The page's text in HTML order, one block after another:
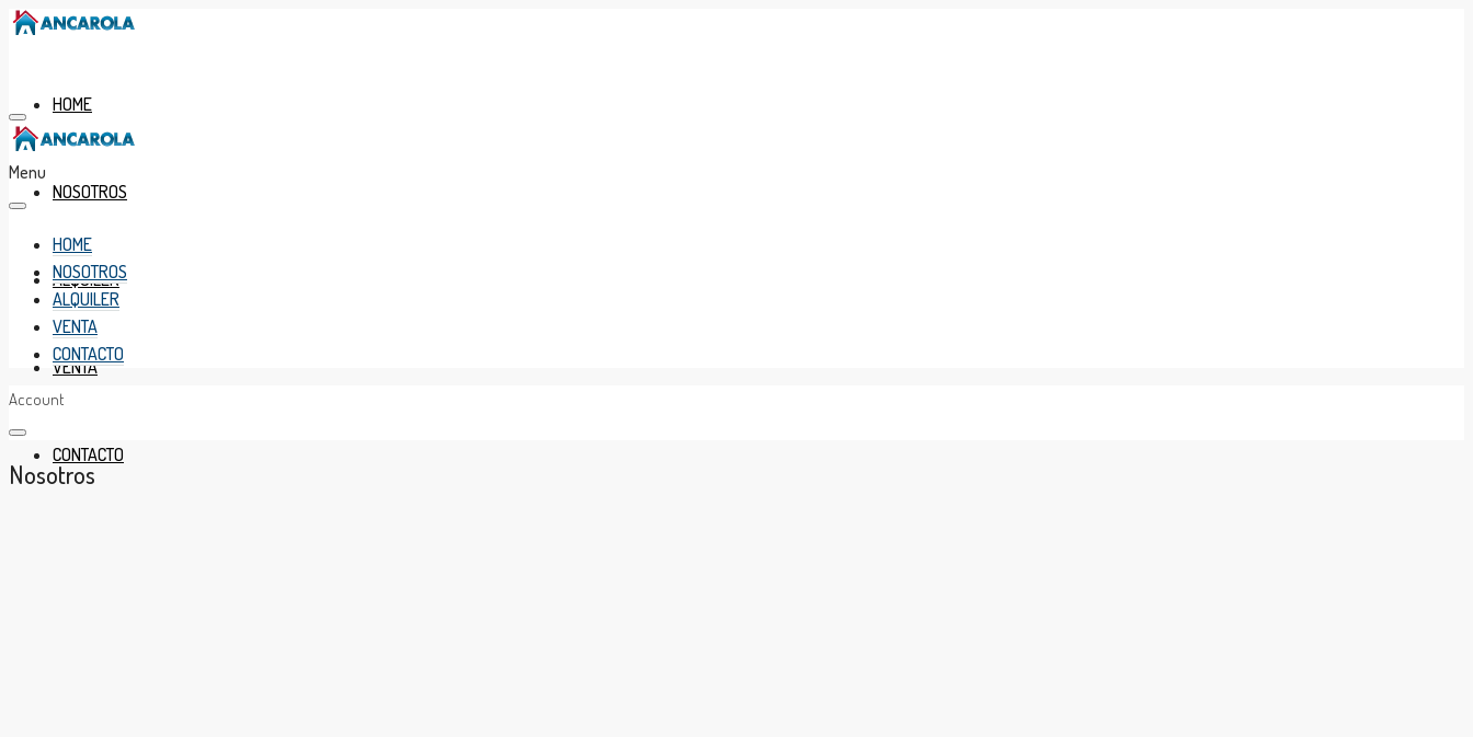
HOME
NOSOTROS
ALQUILER
VENTA
CONTACTO
Menu
HOME
NOSOTROS
ALQUILER
VENTA
CONTACTO
Account
Nosotros